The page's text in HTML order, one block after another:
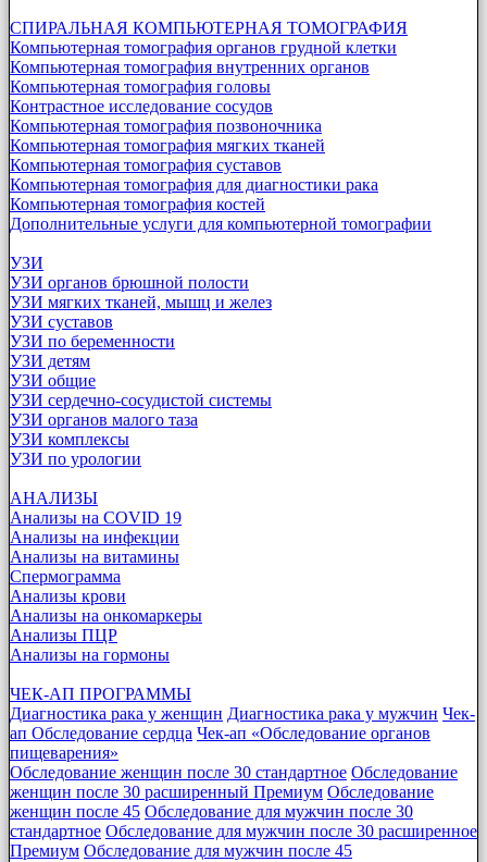
СПИРАЛЬНАЯ КОМПЬЮТЕРНАЯ ТОМОГРАФИЯ
Компьютерная томография органов грудной клетки
Компьютерная томография внутренних органов
Компьютерная томография головы
Контрастное исследование сосудов
Компьютерная томография позвоночника
Компьютерная томография мягких тканей
Компьютерная томография суставов
Компьютерная томография для диагностики рака
Компьютерная томография костей
Дополнительные услуги для компьютерной томографии
УЗИ
УЗИ органов брюшной полости
УЗИ мягких тканей, мышц и желез
УЗИ суставов
УЗИ по беременности
УЗИ детям
УЗИ общие
УЗИ сердечно-сосудистой системы
УЗИ органов малого таза
УЗИ комплексы
УЗИ по урологии
АНАЛИЗЫ
Анализы на COVID 19
Анализы на инфекции
Анализы на витамины
Спермограмма
Анализы крови
Анализы на онкомаркеры
Анализы ПЦР
Анализы на гормоны
ЧЕК-АП ПРОГРАММЫ
Диагностика рака у женщин Диагностика рака у мужчин Чек-
ап Обследование сердца Чек-ап «Обследование органов
пищеварения»
Обследование женщин после 30 стандартное Обследование
женщин после 30 расширенный Премиум Обследование
женщин после 45 Обследование для мужчин после 30
стандартное Обследование для мужчин после 30 расширенное
Премиум Обследование для мужчин после 45